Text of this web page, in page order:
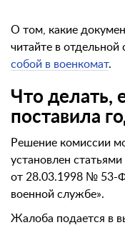
О том, какие
читайте в отдельной
собой в военкомат.
Что делать,
поставила
Решение комиссии
установлен
от 28.03.1998 № 53-
военной службе».
Жалоба подается в